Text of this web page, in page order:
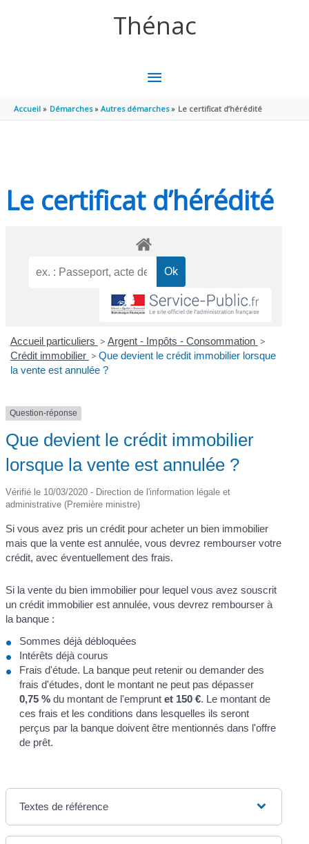
Thénac
MENU
PRINCIPAL
Accueil Démarches Autres démarches Le certificat d’hérédité
Le certificat d’hérédité
Accueil particuliers > Argent - Impôts - Consommation >
Crédit immobilier > Que devient le crédit immobilier lorsque
la vente est annulée ?
Question-réponse
Que devient le crédit immobilier
lorsque la vente est annulée ?
Vérifié le 10/03/2020 - Direction de l'information légale et
administrative (Première ministre)
Si vous avez pris un crédit pour acheter un bien immobilier
mais que la vente est annulée, vous devrez rembourser votre
crédit, avec éventuellement des frais.
Si la vente du bien immobilier pour lequel vous avez souscrit
un crédit immobilier est annulée, vous devrez rembourser à
la banque :
Sommes déjà débloquées
Intérêts déjà courus
Frais d'étude. La banque peut retenir ou demander des
frais d'études, dont le montant ne peut pas dépasser
0,75 % du montant de l'empruntet 150 €. Le montant de
ces frais et les conditions dans lesquelles ils seront
perçus par la banque doivent être mentionnés dans l'offre
de prêt.
Textes de référence